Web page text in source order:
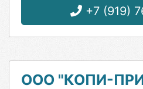
+7 (919)
ООО "КОПИ-